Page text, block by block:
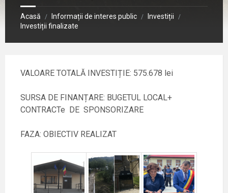
Acasă / Informații de interes public / Investiții /
Investiții finalizate
VALOARE TOTALĂ INVESTIȚIE: 575.678 lei
SURSA DE FINANȚARE: BUGETUL LOCAL+
CONTRACTe DE SPONSORIZARE
FAZA: OBIECTIV REALIZAT